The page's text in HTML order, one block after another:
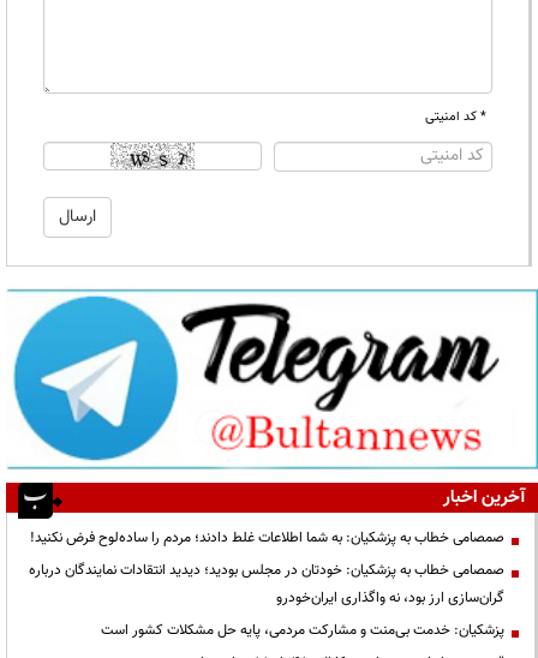
* کد امنیتی
آخرین اخبار
صمصامی خطاب به پزشکیان: به شما اطلاعات غلط دادند؛ مردم را ساده‌لوح فرض نکنید!
صمصامی خطاب به پزشکیان: خودتان در مجلس بودید؛ دیدید انتقادات نمایندگان درباره
گران‌سازی ارز بود، نه واگذاری ایران‌خودرو
پزشکیان: خدمت بی‌منت و مشارکت مردمی، پایه حل مشکلات کشور است